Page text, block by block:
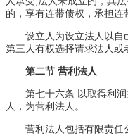
的，享有连带债权，承担连
设立人为设立法人以自
第三人有权选择请求法人或
第二节 营利法人
第七十六条 以取得利
人，为营利法人。
营利法人包括有限责任